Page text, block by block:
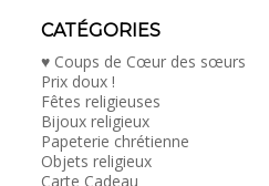
CATÉGORIES
♥ Coups de Cœur des sœurs
Prix doux !
Fêtes religieuses
Bijoux religieux
Papeterie chrétienne
Objets religieux
Carte Cadeau